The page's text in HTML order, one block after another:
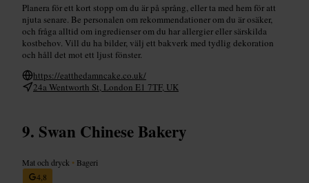
Planera för ett kort stopp om du är på språng, eller ta med hem för att
njuta senare. Be personalen om rekommendationer om du är osäker,
och fråga alltid om ingredienser om du har allergier eller särskilda
kostbehov. Vill du ha bilder, välj ett bakverk med tydlig dekoration
och håll det mot ett ljust fönster.
https://eatthedamncake.co.uk/
24a Wentworth St, London E1 7TF, UK
Swan Chinese Bakery
Mat och dryck • Bageri
4,8